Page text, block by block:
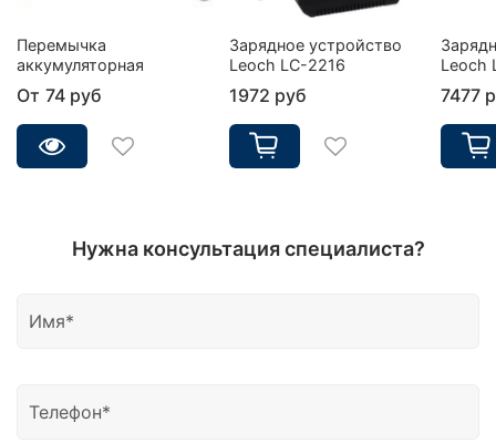
Перемычка
аккумуляторная
От 74 руб
Зарядное устройство
Leoch LC-2216
1972 руб
Leoch
7477
Нужна консультация специалиста?